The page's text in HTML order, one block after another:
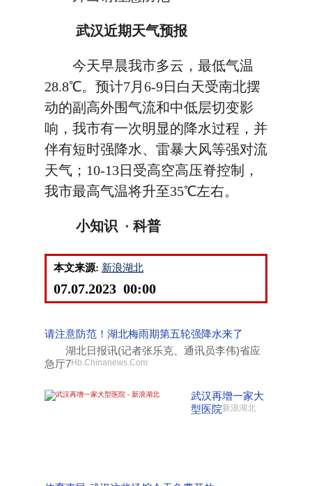
武汉近期天气预报
今天早晨我市多云，最低气温
28.8℃。预计7月6-9日白天受南北摆
动的副高外围气流和中低层切变影
响，我市有一次明显的降水过程，并
伴有短时强降水、雷暴大风等强对流
天气；10-13日受高空高压脊控制，
我市最高气温将升至35℃左右。
小知识 · 科普
本文来源: 新浪湖北
07.07.2023 00:00
请注意防范！湖北梅雨期第五轮强降水来了
湖北日报讯(记者张乐克、通讯员李伟)省应
急厅7Hb.Chinanews.Com
武汉再增一家大
型医院新浪湖北